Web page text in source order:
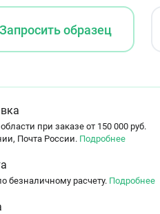
Запросить образец
при заказе от 150 000 руб.
Почта России. Подробнее
безналичному расчету. Подробнее